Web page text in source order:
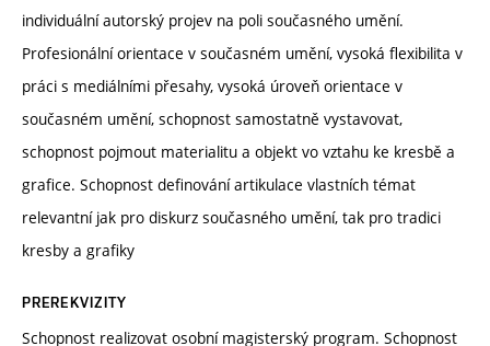
individuální autorský projev na poli současného umění.
Profesionální orientace v současném umění, vysoká flexibilita v
práci s mediálními přesahy, vysoká úroveň orientace v
současném umění, schopnost samostatně vystavovat,
schopnost pojmout materialitu a objekt vo vztahu ke kresbě a
grafice. Schopnost definování artikulace vlastních témat
relevantní jak pro diskurz současného umění, tak pro tradici
kresby a grafiky
PREREKVIZITY
Schopnost realizovat osobní magisterský program. Schopnost